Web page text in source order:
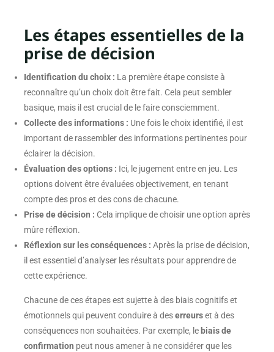
Les étapes essentielles de la
prise de décision
Identification du choix : La première étape consiste à
reconnaître qu’un choix doit être fait. Cela peut sembler
basique, mais il est crucial de le faire consciemment.
Collecte des informations : Une fois le choix identifié, il est
important de rassembler des informations pertinentes pour
éclairer la décision.
Évaluation des options : Ici, le jugement entre en jeu. Les
options doivent être évaluées objectivement, en tenant
compte des pros et des cons de chacune.
Prise de décision : Cela implique de choisir une option après
mûre réflexion.
Réflexion sur les conséquences : Après la prise de décision,
il est essentiel d’analyser les résultats pour apprendre de
cette expérience.
Chacune de ces étapes est sujette à des biais cognitifs et
émotionnels qui peuvent conduire à deserreurset à des
conséquences non souhaitées. Par exemple, lebiais de
confirmation peut nous amener à ne considérer que les